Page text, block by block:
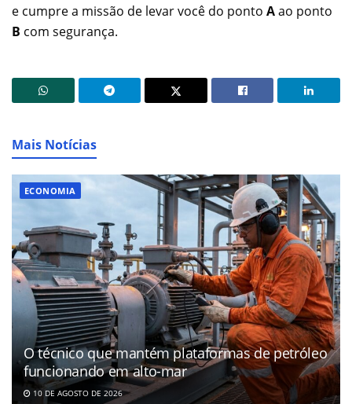
e cumpre a missão de levar você do ponto Aao ponto
B com segurança.
Mais Notícias
ECONOMIA
O técnico que mantém plataformas de petróleo
funcionando em alto-mar
10 DE AGOSTO DE 2026